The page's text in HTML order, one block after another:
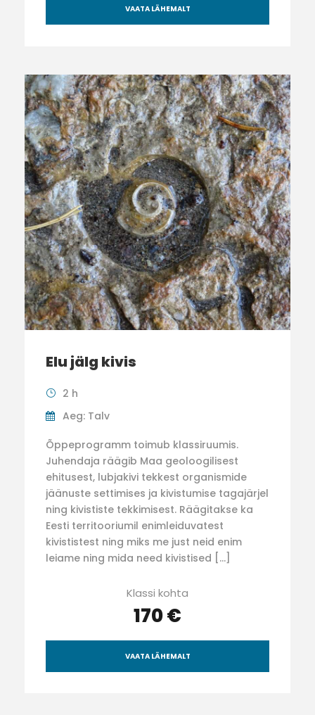
VAATA LÄHEMALT
Elu jälg kivis
2 h
Aeg: Talv
Õppeprogramm toimub klassiruumis.
Juhendaja räägib Maa geoloogilisest
ehitusest, lubjakivi tekkest organismide
jäänuste settimises ja kivistumise tagajärjel
ning kivististe tekkimisest. Räägitakse ka
Eesti territooriumil enimleiduvatest
kivististest ning miks me just neid enim
leiame ning mida need kivistised […]
Klassi kohta
170 €
VAATA LÄHEMALT